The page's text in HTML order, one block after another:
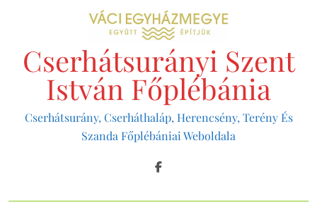
Cserhátsurányi Szent
István Főplébánia
Cserhátsurány, Cserháthaláp, Herencsény, Terény És
Szanda Főplébániai Weboldala